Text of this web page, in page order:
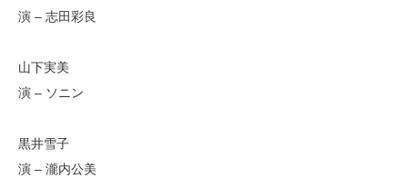
演 – 志田彩良
山下実美
演 – ソニン
黒井雪子
演 – 瀧内公美